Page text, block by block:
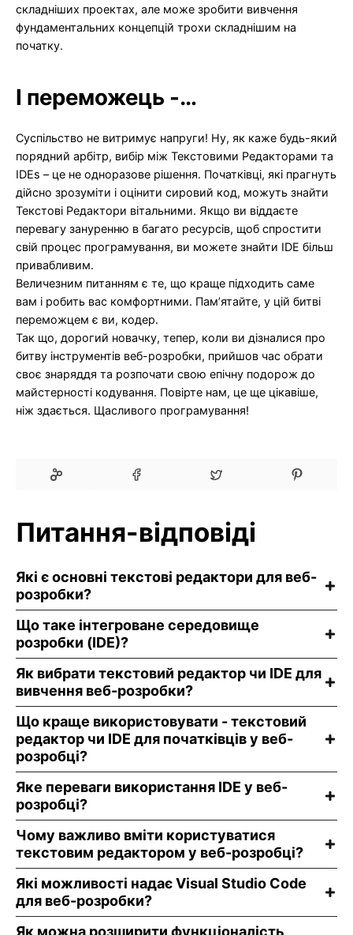
складніших проектах, але може зробити вивчення
фундаментальних концепцій трохи складнішим на
початку.
І переможець -…
Суспільство не витримує напруги! Ну, як каже будь-який
порядний арбітр, вибір між Текстовими Редакторами та
IDEs – це не одноразове рішення. Початківці, які прагнуть
дійсно зрозуміти і оцінити сировий код, можуть знайти
Текстові Редактори вітальними. Якщо ви віддаєте
перевагу зануренню в багато ресурсів, щоб спростити
свій процес програмування, ви можете знайти IDE більш
привабливим.
Величезним питанням є те, що краще підходить саме
вам і робить вас комфортними. Пам’ятайте, у цій битві
переможцем є ви, кодер.
Так що, дорогий новачку, тепер, коли ви дізналися про
битву інструментів веб-розробки, прийшов час обрати
своє знаряддя та розпочати свою епічну подорож до
майстерності кодування. Повірте нам, це ще цікавіше,
ніж здається. Щасливого програмування!
Питання-відповіді
Які є основні текстові редактори для веб-
розробки?
Що таке інтегроване середовище
розробки (IDE)?
Як вибрати текстовий редактор чи IDE для
вивчення веб-розробки?
Що краще використовувати - текстовий
редактор чи IDE для початківців у веб-
розробці?
Яке переваги використання IDE у веб-
розробці?
Чому важливо вміти користуватися
текстовим редактором у веб-розробці?
Які можливості надає Visual Studio Code
для веб-розробки?
Як можна розширити функціоналість